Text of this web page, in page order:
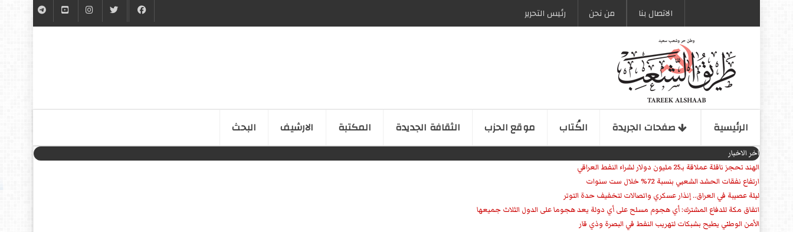
الاتصال بنا من نحن رئیس التحریر
الرئیسیة صفحات الجریدة الكُتاب موقع الحزب الثقافة الجدیدة المكتبة الارشیف البحث
اخر الاخبار
الهند تحجز ناقلة عملاقة بـ25 مليون دولار لشراء النفط العراقي
ارتفاع نفقات الحشد الشعبي بنسبة 72% خلال ست سنوات
ليلة عصيبة في العراق.. إنذار عسكري واتصالات لتخفيف حدة التوتر
‏اتفاق مكة للدفاع المشترك: أي هجوم مسلح على أي دولة يعد هجوما على الدول الثلاث جميعها
الأمن الوطني يطيح بشبكات لتهريب النفط في البصرة وذي قار